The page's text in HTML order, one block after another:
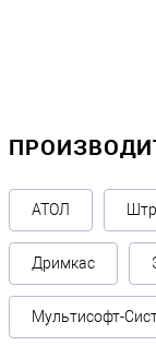
АТОЛ
Дримкас
Мультисофт-